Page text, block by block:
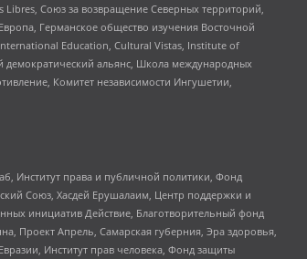
Союз за возвращение Северных территорий,
Германское общество изучения Восточной
Education, Cultural Vistas, Institute of
альянс, Школа международных
Комитет независимости Ингушетии,
Институт права и публичной политики, Фонд
Союз, Хасдей Ерушалаим, Центр поддержки и
инициатив Действие, Благотворительный фонд
Проект Апрель, Самарская губерния, Эра здоровья,
Институт прав человека, Фонд защиты